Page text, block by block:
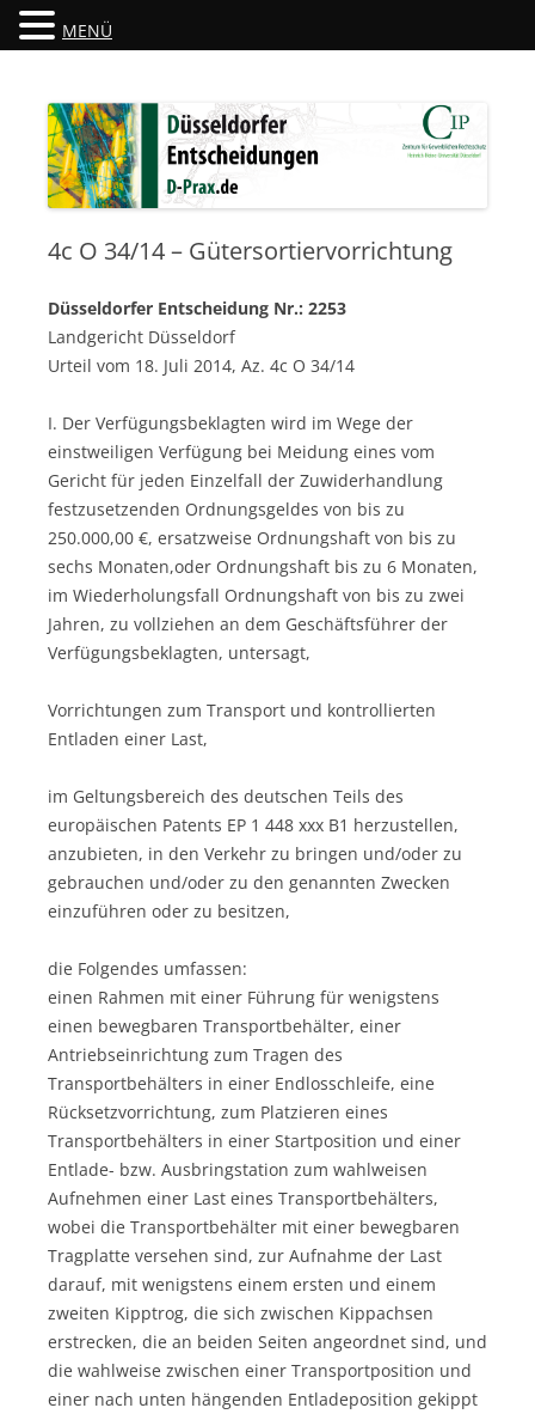
Düsseldorfer Entscheidungen
4c O 34/14 – Gütersortiervorrichtung
Düsseldorfer Entscheidung Nr.: 2253
Landgericht Düsseldorf
Urteil vom 18. Juli 2014, Az. 4c O 34/14
I. Der Verfügungsbeklagten wird im Wege der
einstweiligen Verfügung bei Meidung eines vom
Gericht für jeden Einzelfall der Zuwiderhandlung
festzusetzenden Ordnungsgeldes von bis zu
250.000,00 €, ersatzweise Ordnungshaft von bis zu
sechs Monaten,oder Ordnungshaft bis zu 6 Monaten,
im Wiederholungsfall Ordnungshaft von bis zu zwei
Jahren, zu vollziehen an dem Geschäftsführer der
Verfügungsbeklagten, untersagt,
Vorrichtungen zum Transport und kontrollierten
Entladen einer Last,
im Geltungsbereich des deutschen Teils des
europäischen Patents EP 1 448 xxx B1 herzustellen,
anzubieten, in den Verkehr zu bringen und/oder zu
gebrauchen und/oder zu den genannten Zwecken
einzuführen oder zu besitzen,
die Folgendes umfassen:
einen Rahmen mit einer Führung für wenigstens
einen bewegbaren Transportbehälter, einer
Antriebseinrichtung zum Tragen des
Transportbehälters in einer Endlosschleife, eine
Rücksetzvorrichtung, zum Platzieren eines
Transportbehälters in einer Startposition und einer
Entlade- bzw. Ausbringstation zum wahlweisen
Aufnehmen einer Last eines Transportbehälters,
wobei die Transportbehälter mit einer bewegbaren
Tragplatte versehen sind, zur Aufnahme der Last
darauf, mit wenigstens einem ersten und einem
zweiten Kipptrog, die sich zwischen Kippachsen
erstrecken, die an beiden Seiten angeordnet sind, und
die wahlweise zwischen einer Transportposition und
einer nach unten hängenden Entladeposition gekippt
MENÜ